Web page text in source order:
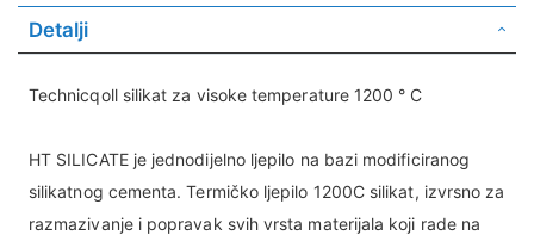
Detalji
Technicqoll silikat za visoke temperature 1200 ° C
HT SILICATE je jednodijelno ljepilo na bazi modificiranog
silikatnog cementa. Termičko ljepilo 1200C silikat, izvrsno za
razmazivanje i popravak svih vrsta materijala koji rade na